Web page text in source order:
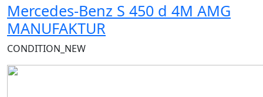
Mercedes-Benz S 450 d 4M AMG
MANUFAKTUR
CONDITION_NEW
Obrázek